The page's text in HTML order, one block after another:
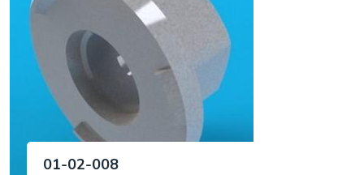
01-02-008